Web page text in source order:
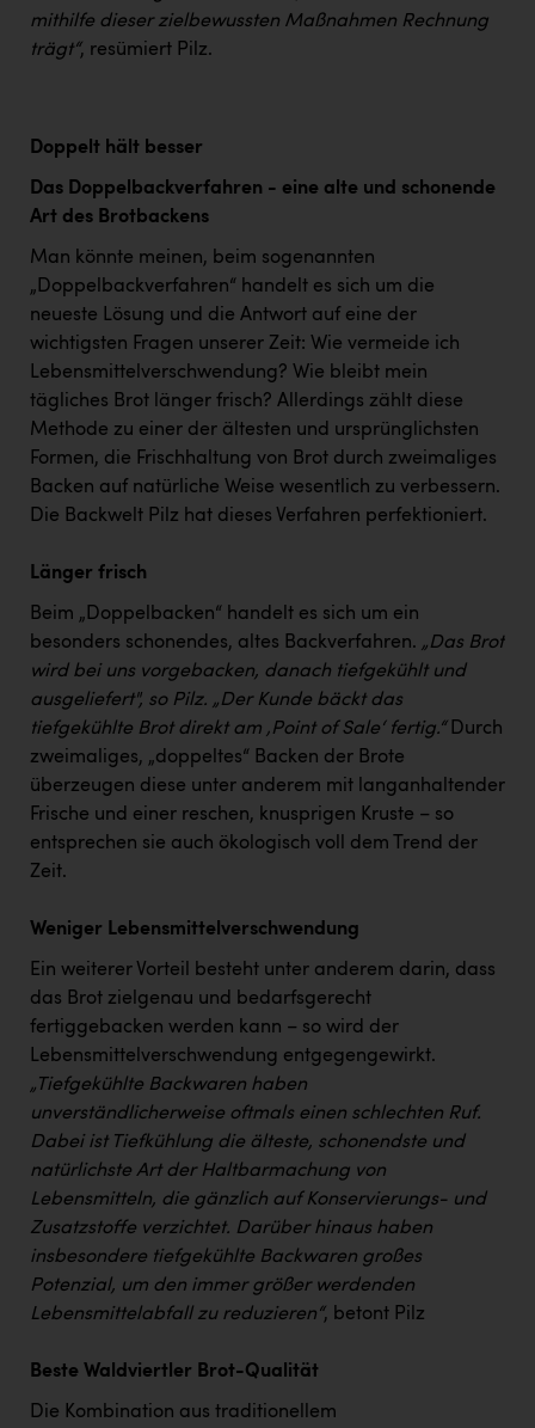
mithilfe dieser zielbewussten Maßnahmen Rechnung
trägt“, resümiert Pilz.
Doppelt hält besser
Das Doppelbackverfahren - eine alte und schonende
Art des Brotbackens
Man könnte meinen, beim sogenannten
„Doppelbackverfahren“ handelt es sich um die
neueste Lösung und die Antwort auf eine der
wichtigsten Fragen unserer Zeit: Wie vermeide ich
Lebensmittelverschwendung? Wie bleibt mein
tägliches Brot länger frisch? Allerdings zählt diese
Methode zu einer der ältesten und ursprünglichsten
Formen, die Frischhaltung von Brot durch zweimaliges
Backen auf natürliche Weise wesentlich zu verbessern.
Die Backwelt Pilz hat dieses Verfahren perfektioniert.
Länger frisch
Beim „Doppelbacken“ handelt es sich um ein
besonders schonendes, altes Backverfahren. „Das Brot
wird bei uns vorgebacken, danach tiefgekühlt und
ausgeliefert", so Pilz. „Der Kunde bäckt das
tiefgekühlte Brot direkt am ‚Point of Sale‘ fertig.“Durch
zweimaliges, „doppeltes“ Backen der Brote
überzeugen diese unter anderem mit langanhaltender
Frische und einer reschen, knusprigen Kruste – so
entsprechen sie auch ökologisch voll dem Trend der
Zeit.
Weniger Lebensmittelverschwendung
Ein weiterer Vorteil besteht unter anderem darin, dass
das Brot zielgenau und bedarfsgerecht
fertiggebacken werden kann – so wird der
Lebensmittelverschwendung entgegengewirkt.
„Tiefgekühlte Backwaren haben
unverständlicherweise oftmals einen schlechten Ruf.
Dabei ist Tiefkühlung die älteste, schonendste und
natürlichste Art der Haltbarmachung von
Lebensmitteln, die gänzlich auf Konservierungs- und
Zusatzstoffe verzichtet. Darüber hinaus haben
insbesondere tiefgekühlte Backwaren großes
Potenzial, um den immer größer werdenden
Lebensmittelabfall zu reduzieren“, betont Pilz
Beste Waldviertler Brot-Qualität
Die Kombination aus traditionellem